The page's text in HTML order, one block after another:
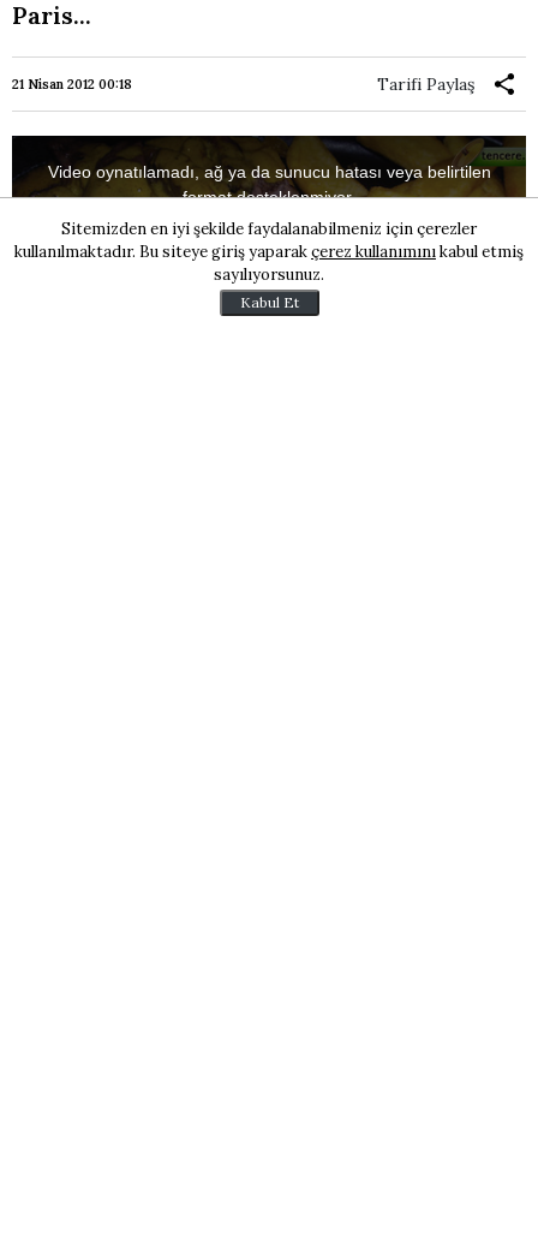
Paris...
21 Nisan 2012 00:18 Tarifi Paylaş
Videoyu
This
window.
Video oynatılamadı, ağ ya da sunucu hatası veya belirtilen
format desteklenmiyor.
Sitemizden en iyi şekilde faydalanabilmeniz için çerezler
kullanılmaktadır. Bu siteye giriş yaparakçerez kullanımınıkabul etmiş
sayılıyorsunuz.
Kabul Et